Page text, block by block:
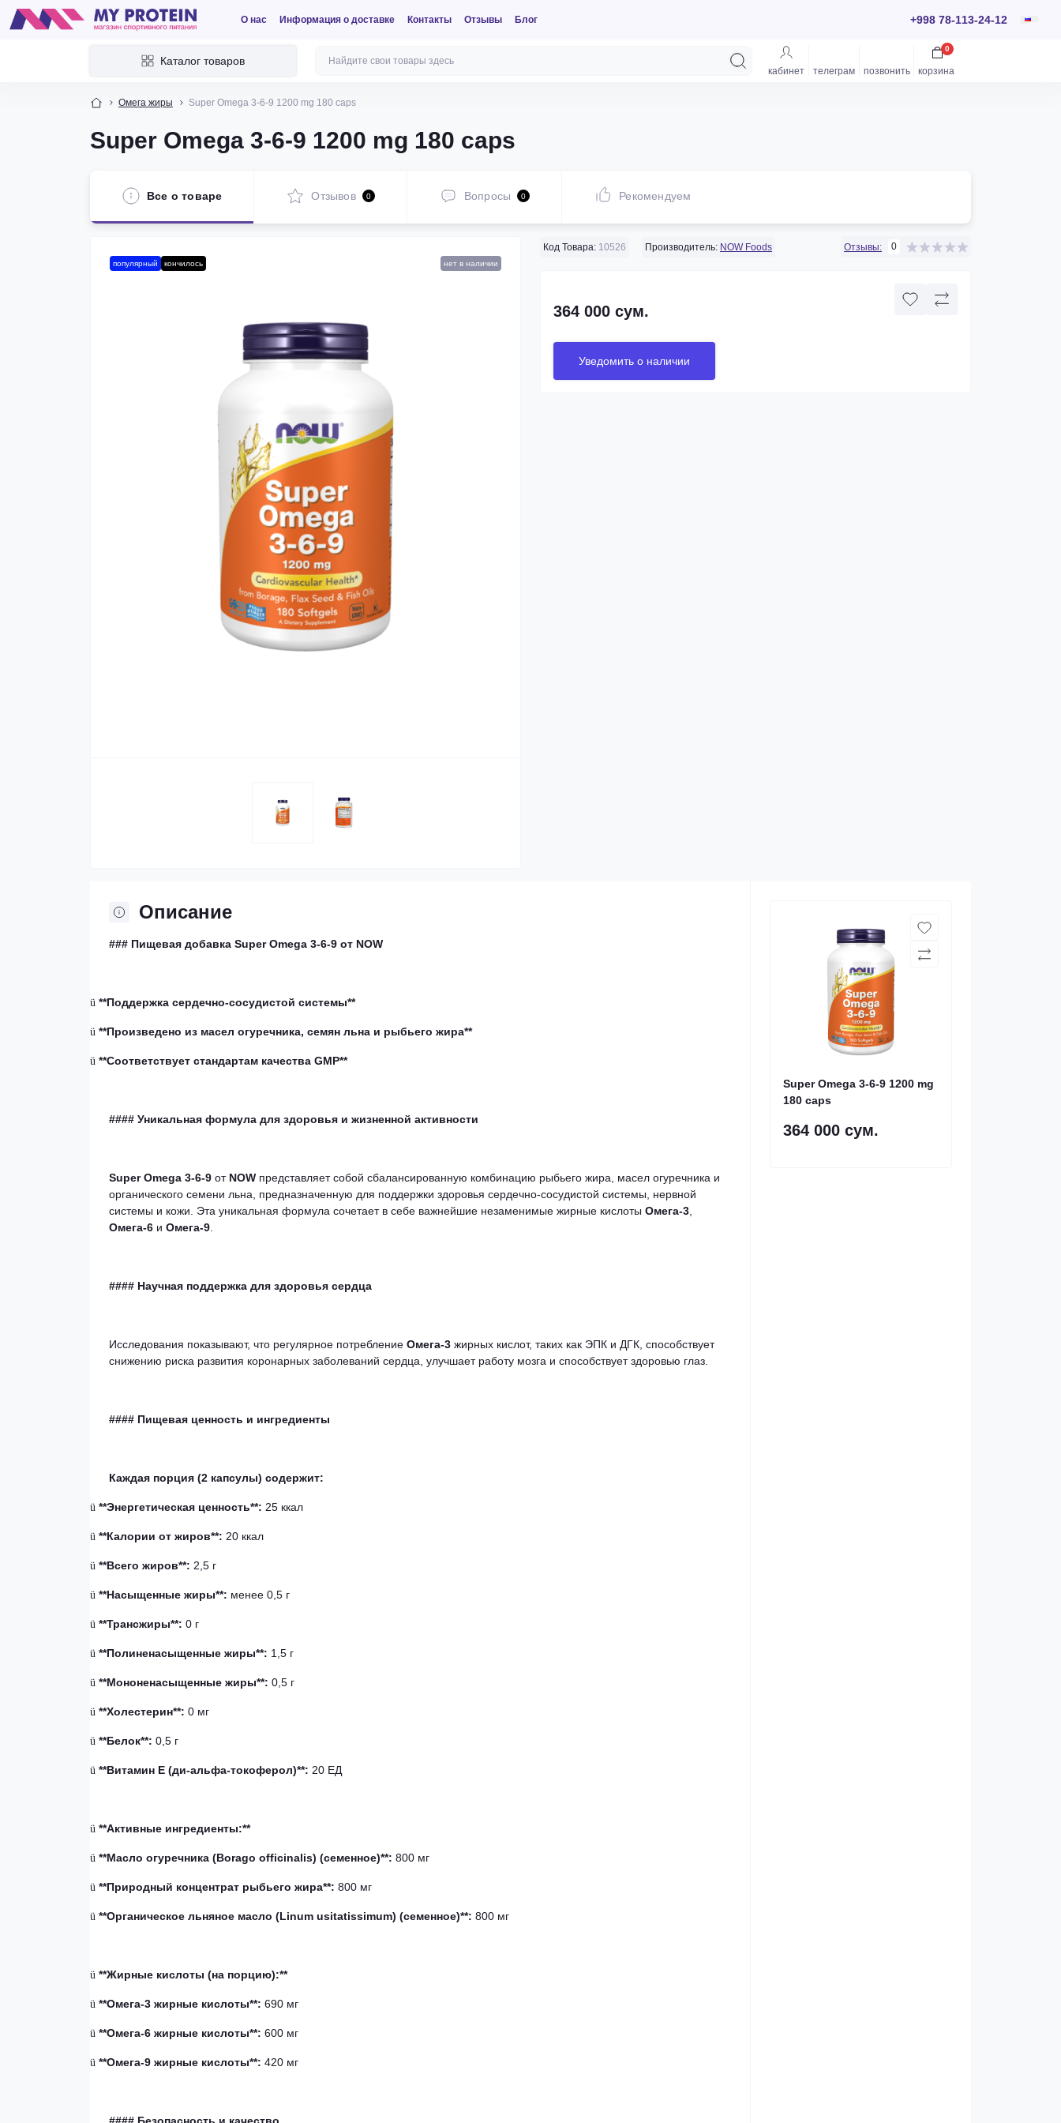
О нас Информация о доставке Контакты Отзывы Блог +998 78-113-24-12
Каталог товаров
кабинет телеграм позвонить корзина
0
Омега жиры Super Omega 3-6-9 1200 mg 180 caps
Super Omega 3-6-9 1200 mg 180 caps
Все о товаре Отзывов 0 Вопросы 0 Рекомендуем
популярный кончилось нет в наличии
Код Товара: 10526 Производитель: NOW Foods Отзывы: 0
364 000 сум.
Уведомить о наличии
Описание
### Пищевая добавка Super Omega 3-6-9 от NOW
ü **Поддержка сердечно-сосудистой системы**
ü **Произведено из масел огуречника, семян льна и рыбьего жира**
ü **Соответствует стандартам качества GMP**
#### Уникальная формула для здоровья и жизненной активности
Super Omega 3-6-9 от NOW представляет собой сбалансированную комбинацию рыбьего жира, масел огуречника и
органического семени льна, предназначенную для поддержки здоровья сердечно-сосудистой системы, нервной
системы и кожи. Эта уникальная формула сочетает в себе важнейшие незаменимые жирные кислоты Омега-3
Омега-6 и Омега-9
#### Научная поддержка для здоровья сердца
Исследования показывают, что регулярное потребление Омега-3 жирных кислот, таких как ЭПК и ДГК, способствует
снижению риска развития коронарных заболеваний сердца, улучшает работу мозга и способствует здоровью глаз.
#### Пищевая ценность и ингредиенты
Каждая порция (2 капсулы) содержит:
ü **Энергетическая ценность**: 25 ккал
ü **Калории от жиров**: 20 ккал
ü **Всего жиров**: 2,5 г
ü **Насыщенные жиры**: менее 0,5 г
ü **Трансжиры**: 0 г
ü **Полиненасыщенные жиры**: 1,5 г
ü **Мононенасыщенные жиры**: 0,5 г
ü **Холестерин**: 0 мг
ü **Белок**: 0,5 г
ü **Витамин Е (ди-альфа-токоферол)**: 20 ЕД
ü **Активные ингредиенты:**
ü **Масло огуречника (Borago officinalis) (семенное)**: 800 мг
ü **Природный концентрат рыбьего жира**: 800 мг
ü **Органическое льняное масло (Linum usitatissimum) (семенное)**: 800 мг
ü **Жирные кислоты (на порцию):**
ü **Омега-3 жирные кислоты**: 690 мг
ü **Омега-6 жирные кислоты**: 600 мг
ü **Омега-9 жирные кислоты**: 420 мг
Super Omega 3-6-9 1200 mg
180 caps
364 000 сум.